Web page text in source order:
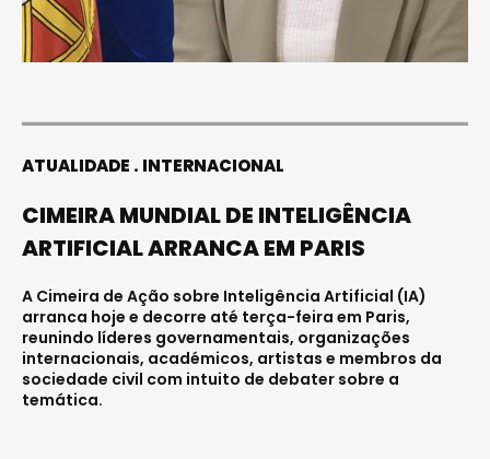
ATUALIDADE INTERNACIONAL
CIMEIRA MUNDIAL DE INTELIGÊNCIA
ARTIFICIAL ARRANCA EM PARIS
A Cimeira de Ação sobre Inteligência Artificial (IA)
arranca hoje e decorre até terça-feira em Paris,
reunindo líderes governamentais, organizações
internacionais, académicos, artistas e membros da
sociedade civil com intuito de debater sobre a
temática.